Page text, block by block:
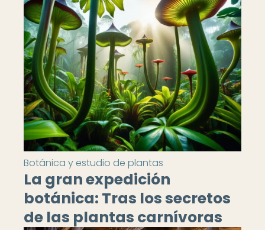
Botánica y estudio de plantas
La gran expedición
botánica: Tras los secretos
de las plantas carnívoras